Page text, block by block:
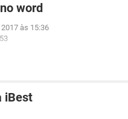
word
às 15:36
iBest